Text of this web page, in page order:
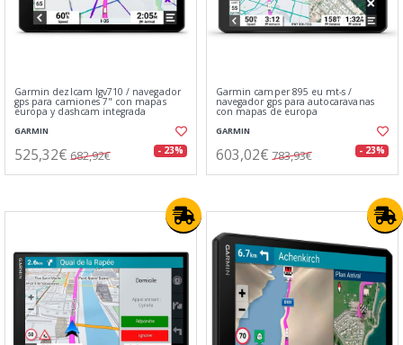
Garmin dezlcam lgv710 / navegador
gps para camiones 7" con mapas
europa y dashcam integrada
GARMIN
525,32€ 682,92€ - 23%
Garmin camper 895 eu mt-s /
navegador gps para autocaravanas
con mapas de europa
GARMIN
603,02€ 783,93€ - 23%